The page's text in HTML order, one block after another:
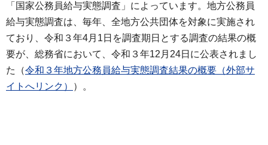
「国家公務員給与実態調査」によっています。地方公務員
給与実態調査は、毎年、全地方公共団体を対象に実施され
ており、令和３年4月1日を調査期日とする調査の結果の概
要が、総務省において、令和３年12月24日に公表されまし
た（令和３年地方公務員給与実態調査結果の概要（外部サ
イトへリンク）
）。